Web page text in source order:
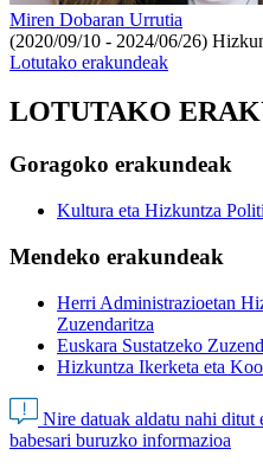
Miren Dobaran Urrutia
(2020/09/10 - 2024/06/26)
Lotutako erakundeak
LOTUTAKO
Goragoko erakundeak
Kultura eta Hizkuntza
Mendeko erakundeak
Herri Administrazioetan
Zuzendaritza
Euskara Sustatzeko
Hizkuntza Ikerketa eta
Nire datuak aldatu nahi ditut
babesari buruzko informazioa